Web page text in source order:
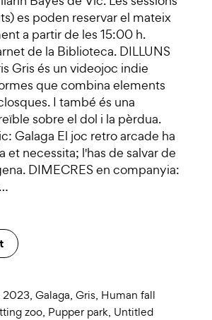
es poden reservar el mateix
a partir de les 15:00 h.
de la Biblioteca. DILLUNS
Gris és un videojoc indie
que combina elements
I també és una
sobre el dol i la pèrdua.
Galaga El joc retro arcade ha
et necessita; l'has de salvar de
DIMECRES en companyia:
2023, Galaga, Gris, Human fall
zoo, Pupper park, Untitled